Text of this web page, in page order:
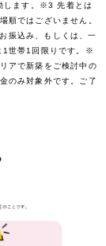
します。※3 先着とは
順ではございません。
振込み、もしくは、一
1世帯1回限りです。※
アで新築をご検討中の
のみ対象外です。ご了